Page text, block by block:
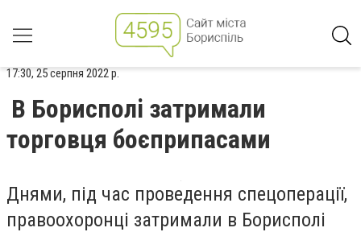
17:30, 25 серпня 2022 р.
В Борисполі затримали
торговця боєприпасами
Днями, під час проведення спецоперації,
правоохоронці затримали в Борисполі